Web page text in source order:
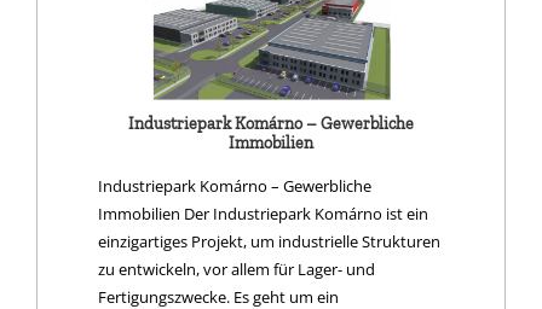
Industriepark Komárno – Gewerbliche
Immobilien
Industriepark Komárno – Gewerbliche
Immobilien Der Industriepark Komárno ist ein
einzigartiges Projekt, um industrielle Strukturen
zu entwickeln, vor allem für Lager- und
Fertigungszwecke. Es geht um ein